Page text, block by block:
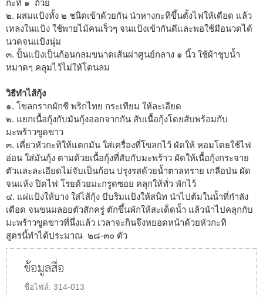
กะทิ ๑ ถ้วย
๒. ผสมแป้งทั้ง ๒ ชนิดเข้าด้วยกัน นำหางกะทิขึ้นตั้งไฟให้เดือด แล้ว
เทลงในแป้ง ใช้พายไม้คนเร็วๆ จนแป้งเข้ากันดีและพอใช้มือนวดได้
นวดจนแป้งนุ่ม
๓. ปั้นแป้งเป็นก้อนกลมขนาดเส้นผ่าศูนย์กลาง ๑ นิ้ว ใช้ผ้าชุบน้ำ
หมาดๆ คลุมไว้ไม่ให้โดนลม
วิธีทำไส้กุ้ง
๑. โขลกรากผักชี พริกไทย กระเทียม ให้ละเอียด
๒. แยกเนื้อกุ้งกับมันกุ้งออกจากกัน สับเนื้อกุ้งโดยสับพร้อมกับ
มะพร้าวขูดขาว
๓. เคี่ยวหัวกะทิให้แตกมัน ใส่เครื่องที่โขลกไว้ ผัดให้ หอมโดยใช้ไฟ
อ่อน ใส่มันกุ้ง ตามด้วยเนื้อกุ้งที่สับกับมะพร้าว ผัดให้เนื้อกุ้งกระจาย
ตัวและละเอียดไม่จับเป็นก้อน ปรุงรสด้วยน้ำตาลทราย เกลือป่น ผัด
จนแห้ง ปิดไฟ โรยด้วยมะกรูดซอย คลุกให้ทั่ว พักไว้
๔. แผ่แป้งให้บาง ใส่ไส้กุ้ง บีบริมแป้งให้สนิท นำไปต้มในน้ำที่กำลัง
เดือด จนขนมลอยตัวสักครู่ ตักขึ้นพักให้สะเด็ดน้ำ แล้วนำไปคลุกกับ
มะพร้าวขูดขาวที่นึ่งแล้ว เวลาจะกินจึงหยอดหน้าด้วยหัวกะทิ
สูตรนี้ทำได้ประมาณ ๒๘-๓๐ ตัว
ข้อมูลสื่อ
ชื่อไฟล์: 314-013